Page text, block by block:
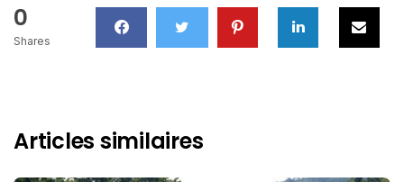
0
Shares
Articles similaires